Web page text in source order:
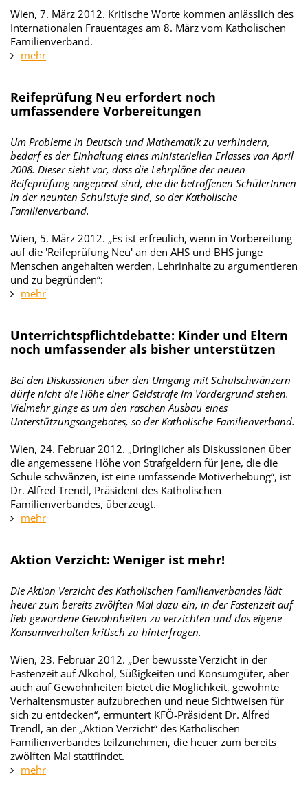
Wien, 7. März 2012. Kritische Worte kommen anlässlich des
Internationalen Frauentages am 8. März vom Katholischen
Familienverband.
mehr
Reifeprüfung Neu erfordert noch
umfassendere Vorbereitungen
Um Probleme in Deutsch und Mathematik zu verhindern,
bedarf es der Einhaltung eines ministeriellen Erlasses von April
2008. Dieser sieht vor, dass die Lehrpläne der neuen
Reifeprüfung angepasst sind, ehe die betroffenen SchülerInnen
in der neunten Schulstufe sind, so der Katholische
Familienverband.
Wien, 5. März 2012. „Es ist erfreulich, wenn in Vorbereitung
auf die 'Reifeprüfung Neu' an den AHS und BHS junge
Menschen angehalten werden, Lehrinhalte zu argumentieren
und zu begründen“:
mehr
Unterrichtspflichtdebatte: Kinder und Eltern
noch umfassender als bisher unterstützen
Bei den Diskussionen über den Umgang mit Schulschwänzern
dürfe nicht die Höhe einer Geldstrafe im Vordergrund stehen.
Vielmehr ginge es um den raschen Ausbau eines
Unterstützungsangebotes, so der Katholische Familienverband.
Wien, 24. Februar 2012. „Dringlicher als Diskussionen über
die angemessene Höhe von Strafgeldern für jene, die die
Schule schwänzen, ist eine umfassende Motiverhebung“, ist
Dr. Alfred Trendl, Präsident des Katholischen
Familienverbandes, überzeugt.
mehr
Aktion Verzicht: Weniger ist mehr!
Die Aktion Verzicht des Katholischen Familienverbandes lädt
heuer zum bereits zwölften Mal dazu ein, in der Fastenzeit auf
lieb gewordene Gewohnheiten zu verzichten und das eigene
Konsumverhalten kritisch zu hinterfragen.
Wien, 23. Februar 2012. „Der bewusste Verzicht in der
Fastenzeit auf Alkohol, Süßigkeiten und Konsumgüter, aber
auch auf Gewohnheiten bietet die Möglichkeit, gewohnte
Verhaltensmuster aufzubrechen und neue Sichtweisen für
sich zu entdecken“, ermuntert KFÖ-Präsident Dr. Alfred
Trendl, an der „Aktion Verzicht“ des Katholischen
Familienverbandes teilzunehmen, die heuer zum bereits
zwölften Mal stattfindet.
mehr